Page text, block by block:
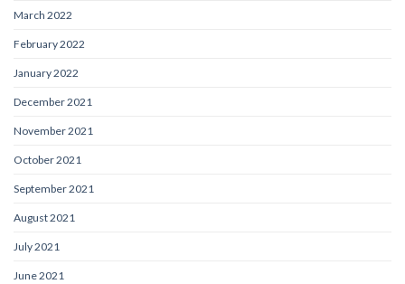
March 2022
February 2022
January 2022
December 2021
November 2021
October 2021
September 2021
August 2021
July 2021
June 2021